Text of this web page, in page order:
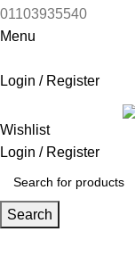
01103935540
Menu
Login / Register
Wishlist
Login / Register
Search